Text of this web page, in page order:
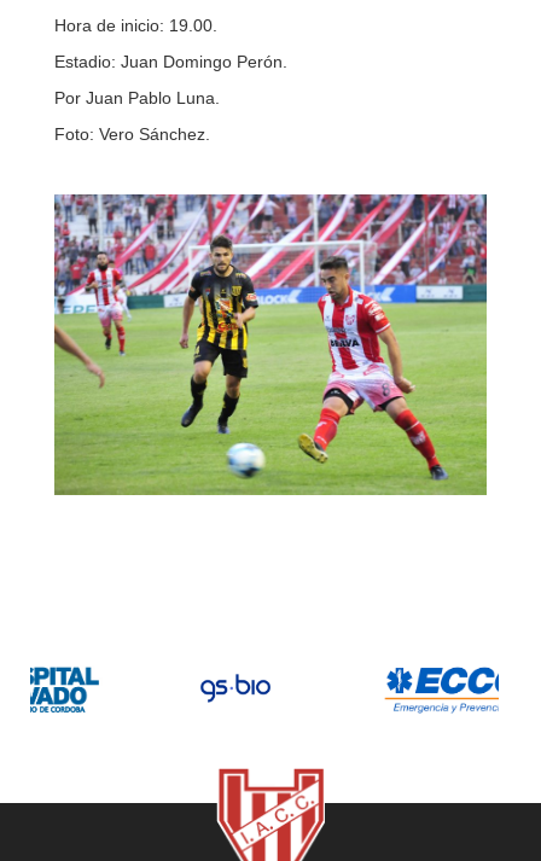
Hora de inicio: 19.00.
Estadio: Juan Domingo Perón.
Por Juan Pablo Luna.
Foto: Vero Sánchez.